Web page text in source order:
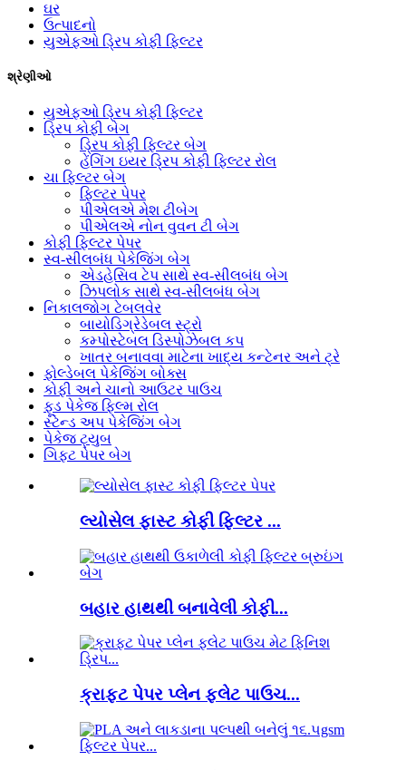
ઘર
ઉત્પાદનો
યુએફઓ ડ્રિપ કોફી ફિલ્ટર
શ્રેણીઓ
યુએફઓ ડ્રિપ કોફી ફિલ્ટર
ડ્રિપ કોફી બેગ
ડ્રિપ કોફી ફિલ્ટર બેગ
હેંગિંગ ઇયર ડ્રિપ કોફી ફિલ્ટર રોલ
ચા ફિલ્ટર બેગ
ફિલ્ટર પેપર
પીએલએ મેશ ટીબેગ
પીએલએ નોન વુવન ટી બેગ
કોફી ફિલ્ટર પેપર
સ્વ-સીલબંધ પેકેજિંગ બેગ
એડહેસિવ ટેપ સાથે સ્વ-સીલબંધ બેગ
ઝિપલોક સાથે સ્વ-સીલબંધ બેગ
નિકાલજોગ ટેબલવેર
બાયોડિગ્રેડેબલ સ્ટ્રો
કમ્પોસ્ટેબલ ડિસ્પોઝેબલ કપ
ખાતર બનાવવા માટેના ખાદ્ય કન્ટેનર અને ટ્રે
ફોલ્ડેબલ પેકેજિંગ બોક્સ
કોફી અને ચાનો આઉટર પાઉચ
ફૂડ પેકેજ ફિલ્મ રોલ
સ્ટેન્ડ અપ પેકેજિંગ બેગ
પેકેજ ટ્યુબ
ગિફ્ટ પેપર બેગ
લ્યોસેલ ફાસ્ટ કોફી ફિલ્ટર ...
બહાર હાથથી બનાવેલી કોફી...
ક્રાફ્ટ પેપર પ્લેન ફ્લેટ પાઉચ...